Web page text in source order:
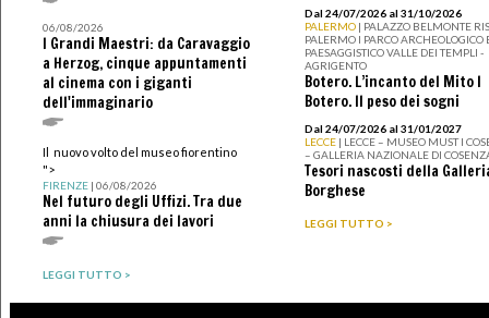
06/08/2026
I Grandi Maestri: da Caravaggio
a Herzog, cinque appuntamenti
al cinema con i giganti
dell'immaginario
Il nuovo volto del museo fiorentino
">
FIRENZE| 06/08/2026
Nel futuro degli Uffizi. Tra due
anni la chiusura dei lavori
LEGGI TUTTO >
Dal 24/07/2026 al 31/10/2026
PALERMO | PALAZZO BELMONTE
PALERMO I PARCO ARCHEOLOGICO
PAESAGGISTICO VALLE DEI TEMPLI -
AGRIGENTO
Botero. L’incanto del Mito I
Botero. Il peso dei sogni
Dal 24/07/2026 al 31/01/2027
LECCE | LECCE – MUSEO MUST I
– GALLERIA NAZIONALE DI
Tesori nascosti della
Borghese
LEGGI TUTTO >